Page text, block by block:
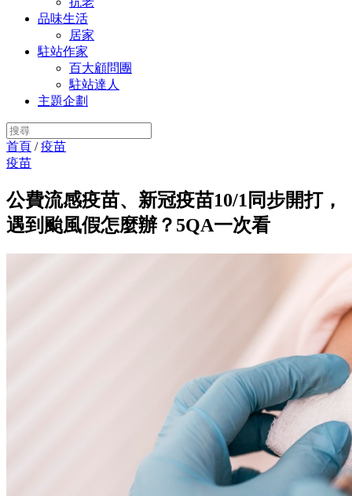
品味生活
居家
駐站作家
百大顧問團
駐站達人
主題企劃
首頁 /疫苗
疫苗
公費流感疫苗、新冠疫苗10/1同步開打，
遇到颱風假怎麼辦？5QA一次看